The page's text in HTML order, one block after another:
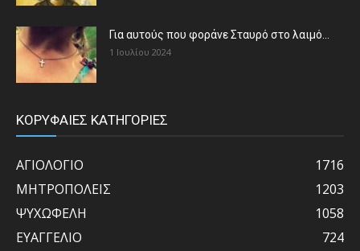
Για αυτούς που φοράνε Σταυρό στο λαιμό…
1 Ιουλίου 2024
ΚΟΡΥΦΑΙΕΣ ΚΑΤΗΓΟΡΙΕΣ
ΑΓΙΟΛΟΓΙΟ
1716
ΜΗΤΡΟΠΟΛΕΙΣ
1203
ΨΥΧΩΦΕΛΗ
1058
ΕΥΑΓΓΕΛΙΟ
724